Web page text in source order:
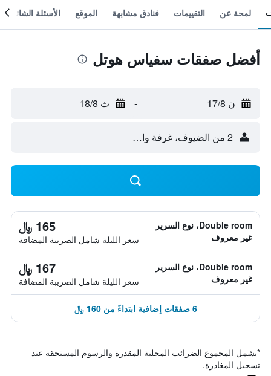
لمحة عن التقييمات فنادق مشابهة الموقع الأسئلة الشائعة
أفضل صفقات سفياس هوتل
ن 17/8 - ث 18/8
2 من الضيوف، غرفة واحدة
Double room، نوع السرير
غير معروف
165 ﷼
سعر الليلة شامل الصريبة المضافة
Double room، نوع السرير
غير معروف
167 ﷼
سعر الليلة شامل الصريبة المضافة
6 صفقات إضافية ابتداءً من 160 ﷼
*يشمل المجموع الضرائب المحلية المقدرة والرسوم المستحقة عند
تسجيل المغادرة.